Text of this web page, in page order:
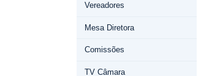
Vereadores
Mesa Diretora
Comissões
TV Câmara